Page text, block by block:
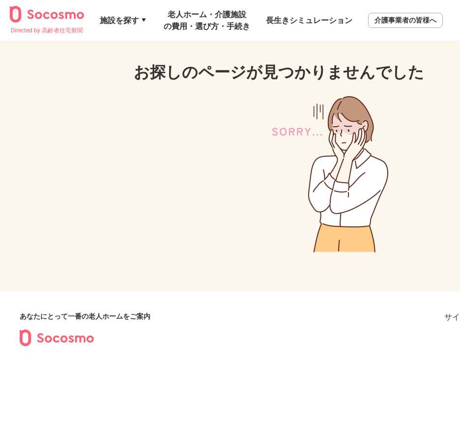
Directed by 高齢者住宅新聞
施設を探す
老人ホーム・介護施設
の費用・選び方・手続き
長生きシミュレーション 介護事業者の皆様へ
お探しのページが見つかりませんでした
あなたにとって一番の老人ホームをご案内 サ